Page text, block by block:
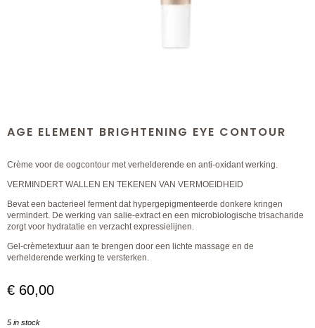
AGE ELEMENT BRIGHTENING EYE CONTOUR
Crème voor de oogcontour met verhelderende en anti-oxidant werking.
VERMINDERT WALLEN EN TEKENEN VAN VERMOEIDHEID
Bevat een bacterieel ferment dat hypergepigmenteerde donkere kringen
vermindert. De werking van salie-extract en een microbiologische trisacharide
zorgt voor hydratatie en verzacht expressielijnen.
Gel-crèmetextuur aan te brengen door een lichte massage en de
verhelderende werking te versterken.
€ 60,00
5 in stock